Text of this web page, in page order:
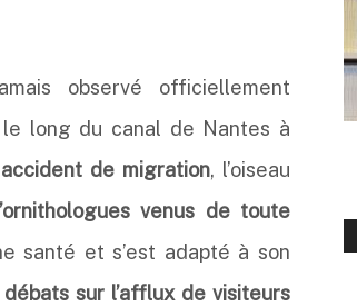
observé officiellement
long du canal de Nantes à
accident de migration, l’oiseau
venus de toute
santé et s’est adapté à son
débats sur l’afflux de visiteurs